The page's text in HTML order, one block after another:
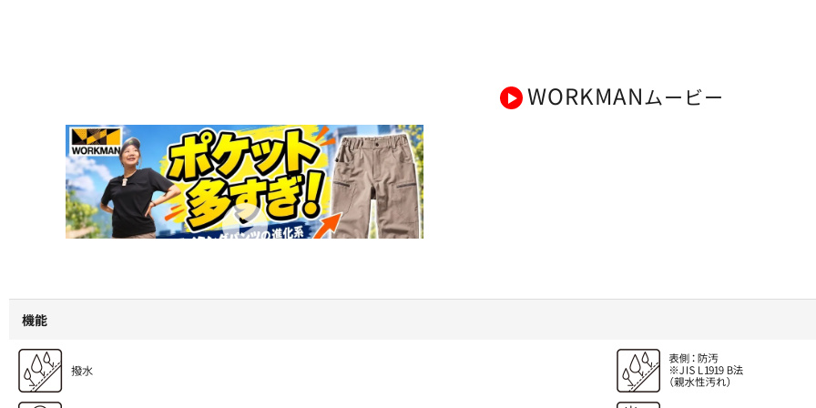
WORKMANムービー
【ワークマン】大人気パンツがさらに進化！1900円で収納力がレベチだ
った！
機能